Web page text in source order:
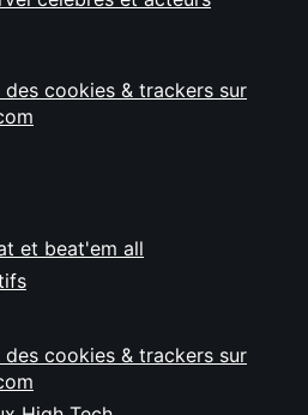
cookies & trackers sur
et beat'em all
cookies & trackers sur